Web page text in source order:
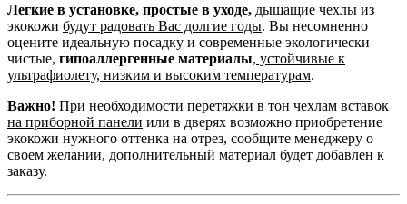
Легкие в установке, простые в уходе, дышащие чехлы из
экокожи будут радовать Вас долгие годы. Вы несомненно
оцените идеальную посадку и современные экологически
чистые, гипоаллергенные материалы, устойчивые к
ультрафиолету, низким и высоким температурам.
Важно! При необходимости перетяжки в тон чехлам вставок
на приборной панели или в дверях возможно приобретение
экокожи нужного оттенка на отрез, сообщите менеджеру о
своем желании, дополнительный материал будет добавлен к
заказу.